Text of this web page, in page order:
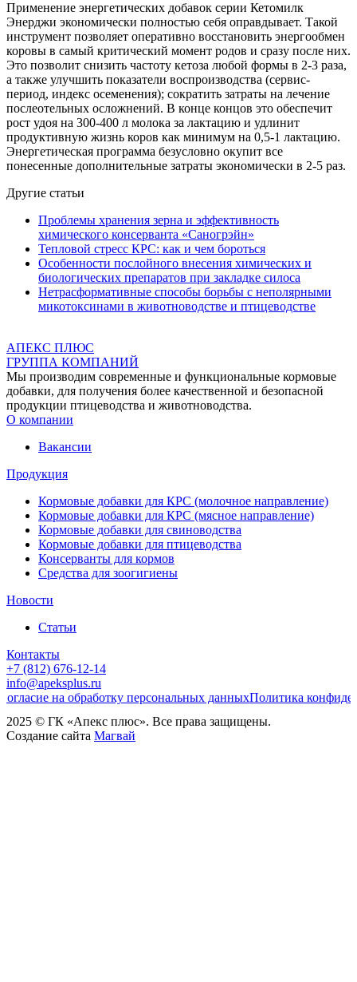
Применение энергетических добавок серии Кетомилк
Энерджи экономически полностью себя оправдывает. Такой
инструмент позволяет оперативно восстановить энергообмен
коровы в самый критический момент родов и сразу после них.
Это позволит снизить частоту кетоза любой формы в 2-3 раза,
а также улучшить показатели воспроизводства (сервис-
период, индекс осеменения); сократить затраты на лечение
послеотельных осложнений. В конце концов это обеспечит
рост удоя на 300-400 л молока за лактацию и удлинит
продуктивную жизнь коров как минимум на 0,5-1 лактацию.
Энергетическая программа безусловно окупит все
понесенные дополнительные затраты экономически в 2-5 раз.
Другие статьи
Проблемы хранения зерна и эффективность
химического консерванта «Саногрэйн»
Тепловой стресс КРС: как и чем бороться
Особенности послойного внесения химических и
биологических препаратов при закладке силоса
Нетрасформативные способы борьбы с неполярными
микотоксинами в животноводстве и птицеводстве
АПЕКС ПЛЮС
ГРУППА КОМПАНИЙ
Мы производим современные и функциональные кормовые
добавки, для получения более качественной и безопасной
продукции птицеводства и животноводства.
О компании
Вакансии
Продукция
Кормовые добавки для КРС (молочное направление)
Кормовые добавки для КРС (мясное направление)
Кормовые добавки для свиноводства
Кормовые добавки для птицеводства
Консерванты для кормов
Средства для зоогигиены
Новости
Статьи
Контакты
+7 (812) 676-12-14
info@apeksplus.ru
на обработку персональных данныхПолитика
2025 © ГК «Апекс плюс». Все права защищены.
Создание сайта Магвай